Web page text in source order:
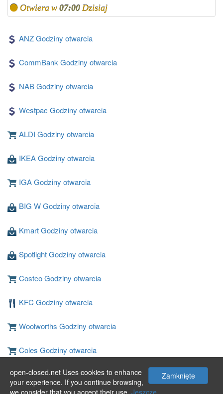
Zamknięte
open-closed.net Uses cookies to enhance
your experience. If you continue browsing,
we consider that you accept their use. Jeszcze
Otwiera w 07:00 Dzisiaj
ANZ Godziny otwarcia
CommBank Godziny otwarcia
NAB Godziny otwarcia
Westpac Godziny otwarcia
ALDI Godziny otwarcia
IKEA Godziny otwarcia
IGA Godziny otwarcia
BIG W Godziny otwarcia
Kmart Godziny otwarcia
Spotlight Godziny otwarcia
Costco Godziny otwarcia
KFC Godziny otwarcia
Woolworths Godziny otwarcia
Coles Godziny otwarcia
JB Hi-Fi Godziny otwarcia